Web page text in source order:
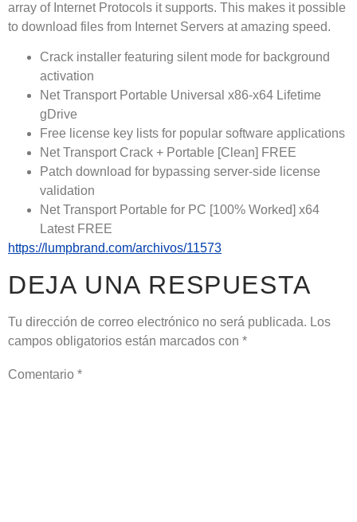
array of Internet Protocols it supports. This makes it possible
to download files from Internet Servers at amazing speed.
Crack installer featuring silent mode for background
activation
Net Transport Portable Universal x86-x64 Lifetime
gDrive
Free license key lists for popular software applications
Net Transport Crack + Portable [Clean] FREE
Patch download for bypassing server-side license
validation
Net Transport Portable for PC [100% Worked] x64
Latest FREE
https://lumpbrand.com/archivos/11573
DEJA UNA RESPUESTA
Tu dirección de correo electrónico no será publicada. Los
campos obligatorios están marcados con *
Comentario *